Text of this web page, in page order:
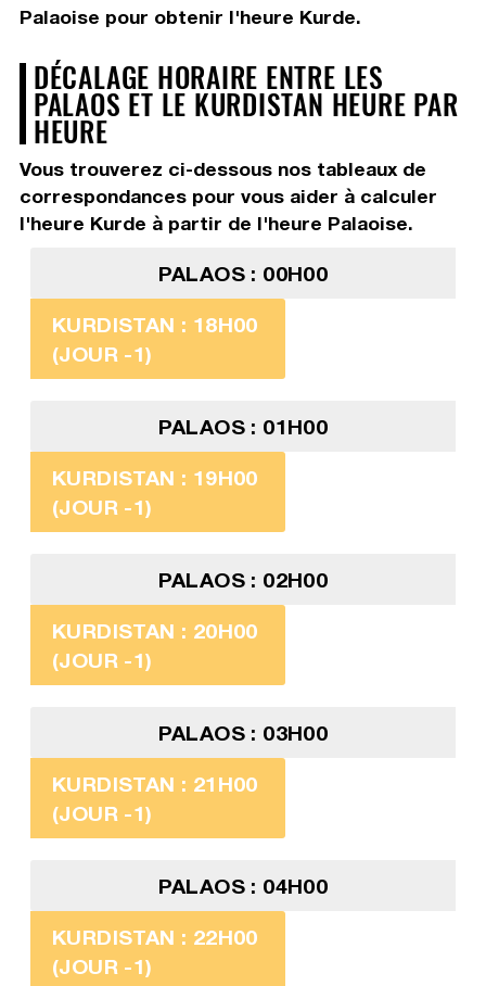
Palaoise pour obtenir l'heure Kurde.
DÉCALAGE HORAIRE ENTRE LES
PALAOS ET LE KURDISTAN HEURE PAR
HEURE
Vous trouverez ci-dessous nos tableaux de
correspondances pour vous aider à calculer
l'heure Kurde à partir de l'heure Palaoise.
PALAOS : 00H00
KURDISTAN : 18H00
(JOUR -1)
PALAOS : 01H00
KURDISTAN : 19H00
(JOUR -1)
PALAOS : 02H00
KURDISTAN : 20H00
(JOUR -1)
PALAOS : 03H00
KURDISTAN : 21H00
(JOUR -1)
PALAOS : 04H00
KURDISTAN : 22H00
(JOUR -1)